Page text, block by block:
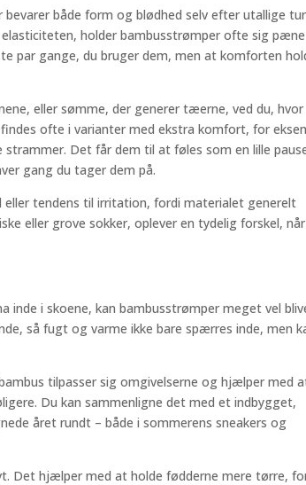
både form og blødhed selv efter utallige
holder bambusstrømper ofte sig
par gange, du bruger dem, men at komforten
eller sømme, der generer tæerne, ved du, hvor
ofte i varianter med ekstra komfort, for
Det får dem til at føles som en lille
gang du tager dem på.
tendens til irritation, fordi materialet generelt
eller grove sokker, oplever en tydelig forskel,
inde i skoene, kan bambusstrømper meget vel
så fugt og varme ikke bare spærres inde, men
tilpasser sig omgivelserne og hjælper med
Du kan sammenligne det med et indbygget,
året rundt – både i sommerens sneakers og
Det hjælper med at holde fødderne mere tørre,